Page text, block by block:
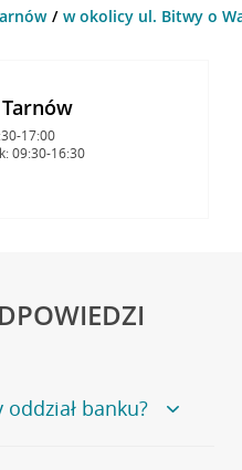
w okolicy ul. Bitwy o
17:00
09:30-16:30
banku?